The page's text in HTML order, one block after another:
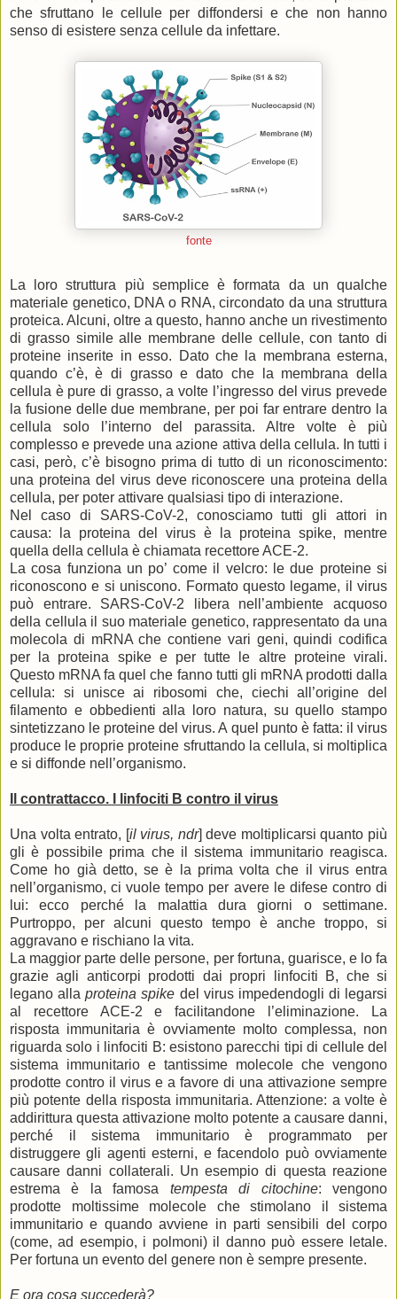
che sfruttano le cellule per diffondersi e che non hanno
senso di esistere senza cellule da infettare.
fonte
La loro struttura più semplice è formata da un qualche
materiale genetico, DNA o RNA, circondato da una struttura
proteica. Alcuni, oltre a questo, hanno anche un rivestimento
di grasso simile alle membrane delle cellule, con tanto di
proteine inserite in esso. Dato che la membrana esterna,
quando c’è, è di grasso e dato che la membrana della
cellula è pure di grasso, a volte l’ingresso del virus prevede
la fusione delle due membrane, per poi far entrare dentro la
cellula solo l’interno del parassita. Altre volte è più
complesso e prevede una azione attiva della cellula. In tutti i
casi, però, c’è bisogno prima di tutto di un riconoscimento:
una proteina del virus deve riconoscere una proteina della
cellula, per poter attivare qualsiasi tipo di interazione.
Nel caso di SARS-CoV-2, conosciamo tutti gli attori in
causa: la proteina del virus è la proteina spike, mentre
quella della cellula è chiamata recettore ACE-2.
La cosa funziona un po’ come il velcro: le due proteine si
riconoscono e si uniscono. Formato questo legame, il virus
può entrare. SARS-CoV-2 libera nell’ambiente acquoso
della cellula il suo materiale genetico, rappresentato da una
molecola di mRNA che contiene vari geni, quindi codifica
per la proteina spike e per tutte le altre proteine virali.
Questo mRNA fa quel che fanno tutti gli mRNA prodotti dalla
cellula: si unisce ai ribosomi che, ciechi all’origine del
filamento e obbedienti alla loro natura, su quello stampo
sintetizzano le proteine del virus. A quel punto è fatta: il virus
produce le proprie proteine sfruttando la cellula, si moltiplica
e si diffonde nell’organismo.
Il contrattacco. I linfociti B contro il virus
Una volta entrato, [il virus, ndr] deve moltiplicarsi quanto più
gli è possibile prima che il sistema immunitario reagisca.
Come ho già detto, se è la prima volta che il virus entra
nell’organismo, ci vuole tempo per avere le difese contro di
lui: ecco perché la malattia dura giorni o settimane.
Purtroppo, per alcuni questo tempo è anche troppo, si
aggravano e rischiano la vita.
La maggior parte delle persone, per fortuna, guarisce, e lo fa
grazie agli anticorpi prodotti dai propri linfociti B, che si
legano allaproteina spike del virus impedendogli di legarsi
al recettore ACE-2 e facilitandone l’eliminazione. La
risposta immunitaria è ovviamente molto complessa, non
riguarda solo i linfociti B: esistono parecchi tipi di cellule del
sistema immunitario e tantissime molecole che vengono
prodotte contro il virus e a favore di una attivazione sempre
più potente della risposta immunitaria. Attenzione: a volte è
addirittura questa attivazione molto potente a causare danni,
perché il sistema immunitario è programmato per
distruggere gli agenti esterni, e facendolo può ovviamente
causare danni collaterali. Un esempio di questa reazione
estrema è la famosa tempesta di citochine: vengono
prodotte moltissime molecole che stimolano il sistema
immunitario e quando avviene in parti sensibili del corpo
(come, ad esempio, i polmoni) il danno può essere letale.
Per fortuna un evento del genere non è sempre presente.
E ora cosa succederà?